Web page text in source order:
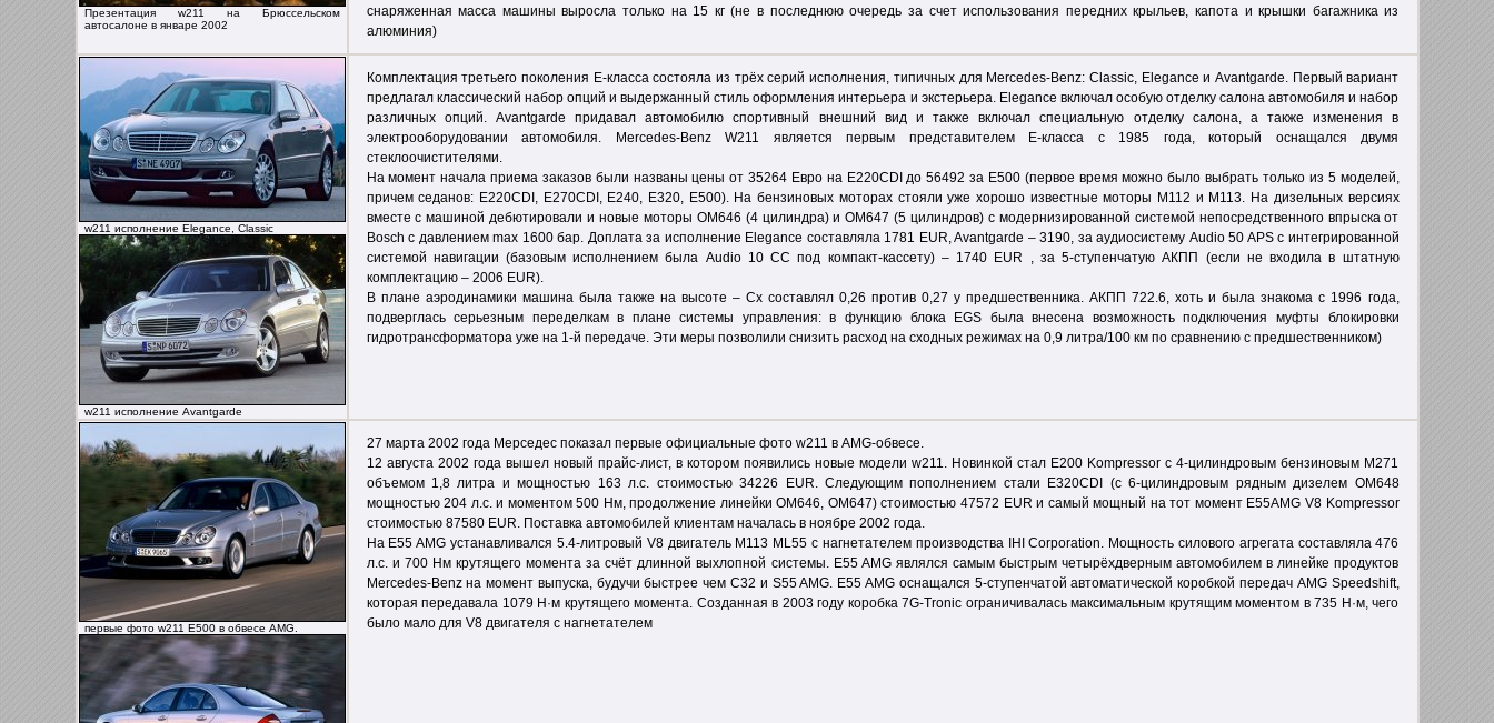
Презентация w211 на Брюссельском
автосалоне в январе 2002
снаряженная масса машины выросла только на 15 кг (не в последнюю очередь за счет использования передних крыльев, капота и крышки багажника из
алюминия)
w211 исполнение Elegance, Classic
w211 исполнение Avantgarde
Комплектация третьего поколения Е-класса состояла из трёх серий исполнения, типичных для Mercedes-Benz: Classic, Elegance и Avantgarde. Первый вариант
предлагал классический набор опций и выдержанный стиль оформления интерьера и экстерьера. Elegance включал особую отделку салона автомобиля и набор
различных опций. Avantgarde придавал автомобилю спортивный внешний вид и также включал специальную отделку салона, а также изменения в
электрооборудовании автомобиля. Mercedes-Benz W211 является первым представителем E-класса с 1985 года, который оснащался двумя
стеклоочистителями.
На момент начала приема заказов были названы цены от 35264 Евро на E220CDI до 56492 за Е500 (первое время можно было выбрать только из 5 моделей,
причем седанов: E220CDI, E270CDI, E240, E320, E500). На бензиновых моторах стояли уже хорошо известные моторы М112 и М113. На дизельных версиях
вместе с машиной дебютировали и новые моторы ОМ646 (4 цилиндра) и ОМ647 (5 цилиндров) с модернизированной системой непосредственного впрыска от
Bosch с давлением max 1600 бар. Доплата за исполнение Elegance составляла 1781 EUR, Avantgarde – 3190, за аудиосистему Audio 50 APS с интегрированной
системой навигации (базовым исполнением была Audio 10 CC под компакт-кассету) – 1740 EUR , за 5-ступенчатую АКПП (если не входила в штатную
комплектацию – 2006 EUR).
В плане аэродинамики машина была также на высоте – Сх составлял 0,26 против 0,27 у предшественника. АКПП 722.6, хоть и была знакома с 1996 года,
подверглась серьезным переделкам в плане системы управления: в функцию блока EGS была внесена возможность подключения муфты блокировки
гидротрансформатора уже на 1-й передаче. Эти меры позволили снизить расход на сходных режимах на 0,9 литра/100 км по сравнению с предшественником)
первые фото w211 E500 в обвесе AMG.
27 марта 2002 года Мерседес показал первые официальные фото w211 в AMG-обвесе.
12 августа 2002 года вышел новый прайс-лист, в котором появились новые модели w211. Новинкой стал E200 Kompressor с 4-цилиндровым бензиновым М271
объемом 1,8 литра и мощностью 163 л.с. стоимостью 34226 EUR. Следующим пополнением стали E320CDI (c 6-цилиндровым рядным дизелем ОМ648
мощностью 204 л.с. и моментом 500 Нм, продолжение линейки ОМ646, ОМ647) стоимостью 47572 EUR и самый мощный на тот момент E55AMG V8 Kompressor
стоимостью 87580 EUR. Поставка автомобилей клиентам началась в ноябре 2002 года.
На E55 AMG устанавливался 5.4-литровый V8 двигатель М113 ML55 с нагнетателем производства IHI Corporation. Мощность силового агрегата составляла 476
л.с. и 700 Нм крутящего момента за счёт длинной выхлопной системы. E55 AMG являлся самым быстрым четырёхдверным автомобилем в линейке продуктов
Mercedes-Benz на момент выпуска, будучи быстрее чем C32 и S55 AMG. E55 AMG оснащался 5-ступенчатой автоматической коробкой передач AMG Speedshift,
которая передавала 1079 Н·м крутящего момента. Созданная в 2003 году коробка 7G-Tronic ограничивалась максимальным крутящим моментом в 735 Н·м, чего
было мало для V8 двигателя с нагнетателем